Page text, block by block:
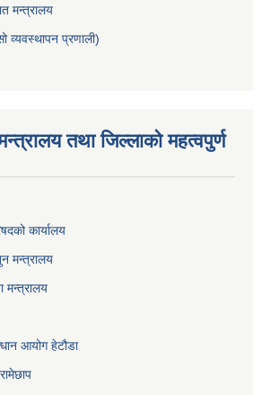
मन्त्रालय
व्यवस्थापन प्रणाली)
तथा जिल्लाको महत्वपुर्ण
कार्यालय
मन्त्रालय
मन्त्रालय
आयोग हेटौडा